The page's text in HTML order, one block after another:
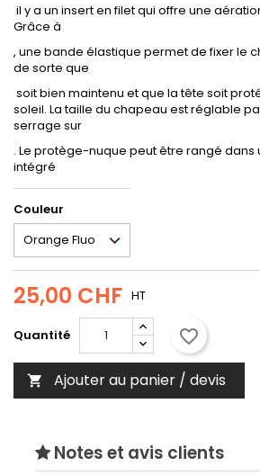
il y a un insert en filet qui offre une
Grâce à
, une bande élastique permet de fixer le
de sorte que
soit bien maintenu et que la tête soit
soleil. La taille du chapeau est réglable
serrage sur
. Le protège-nuque peut être rangé
intégré
Couleur
25,00 CHF HT
Quantité favorite_border
 Ajouter au panier / devis
Notes et avis clients